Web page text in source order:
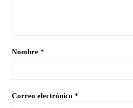
Nombre *
Correo electrónico *